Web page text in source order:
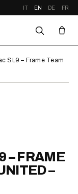
IT EN DE FR
SL9 – Frame Team
– FRAME
–